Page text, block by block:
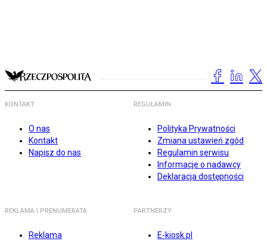
KONTAKT
O nas
Kontakt
Napisz do nas
REGULAMIN
Polityka Prywatności
Zmiana ustawień zgód
Regulamin serwisu
Informacje o nadawcy
Deklaracja dostępności
REKLAMA I PRENUMERATA
Reklama
PARTNERZY
E-kiosk.pl